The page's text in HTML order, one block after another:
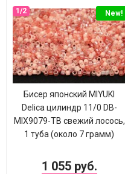
New!
Бисер японский MIYUKI
Delica цилиндр 11/0 DB-
MIX9079-ТВ свежий лосось,
1 туба (около 7 грамм)
1 055 руб.